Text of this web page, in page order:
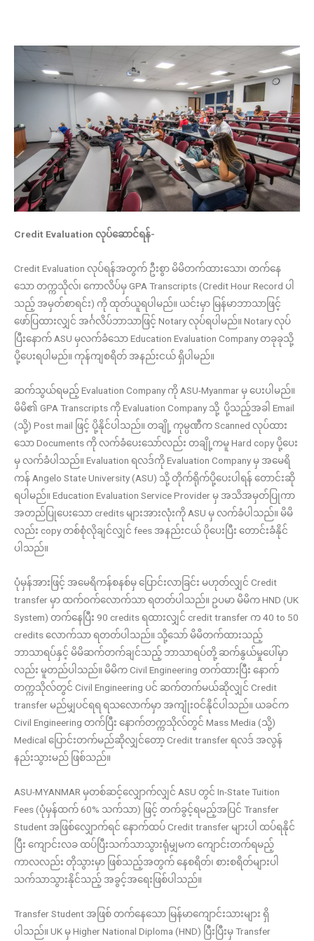
Credit Evaluation လုပ်ဆောင်ရန်-
Credit Evaluation လုပ်ရန်အတွက် ဦးစွာ မိမိတက်ထားသော၊ တက်နေ
သော တက္ကသိုလ်၊ ကောလိပ်မှ GPA Transcripts (Credit Hour Record ပါ
သည့် အမှတ်စာရင်း) ကို ထုတ်ယူရပါမည်။ ယင်းမှာ မြန်မာဘာသာဖြင့်
ဖော်ပြထားလျှင် အင်္ဂလိပ်ဘာသာဖြင့် Notary လုပ်ရပါမည်။ Notary လုပ်
ပြီးနောက် ASU မှလက်ခံသော Education Evaluation Company တခုခုသို့
ပို့ပေးရပါမည်။ ကုန်ကျစရိတ် အနည်းငယ် ရှိပါမည်။
ဆက်သွယ်ရမည့် Evaluation Company ကို ASU-Myanmar မှ ပေးပါမည်။
မိမိ၏ GPA Transcripts ကို Evaluation Company သို့ ပို့သည့်အခါ Email
(သို့) Post mail ဖြင့် ပို့နိုင်ပါသည်။ တချို့ ကုမ္ပဏီက Scanned လုပ်ထား
သော Documents ကို လက်ခံပေးသော်လည်း တချို့ကမူ Hard copy ပို့ပေး
မှ လက်ခံပါသည်။ Evaluation ရလဒ်ကို Evaluation Company မှ အမေရိ
ကန် Angelo State University (ASU) သို့ တိုက်ရိုက်ပို့ပေးပါရန် တောင်းဆို
ရပါမည်။ Education Evaluation Service Provider မှ အသိအမှတ်ပြုကာ
အတည်ပြုပေးသော credits များအားလုံးကို ASU မှ လက်ခံပါသည်။ မိမိ
လည်း copy တစ်စုံလိုချင်လျှင် fees အနည်းငယ် ပိုပေးပြီး တောင်းခံနိုင်
ပါသည်။
ပုံမှန်အားဖြင့် အမေရိကန်စနစ်မှ ပြောင်းလာခြင်း မဟုတ်လျှင် Credit
transfer မှာ ထက်ဝက်လောက်သာ ရတတ်ပါသည်။ ဥပမာ မိမိက HND (UK
System) တက်‌နေပြီး 90 credits ရထားလျှင် credit transfer က 40 to 50
credits လောက်သာ ရတတ်ပါသည်။ သို့သော် မိမိတက်ထားသည့်
ဘာသာရပ်နှင့် မိမိဆက်တက်ချင်သည့် ဘာသာရပ်တို့ ဆက်နွယ်မှုပေါ်မှာ
လည်း မူတည်ပါသည်။ မိမိက Civil Engineering တက်ထားပြီး နောက်
တက္ကသိုလ်တွင် Civil Engineering ပင် ဆက်တက်မယ်ဆိုလျှင် Credit
transfer မည်မျှပင်ရရ ရသလောက်မှာ အကျုံးဝင်နိုင်ပါသည်။ ယခင်က
Civil Engineering တက်ပြီး နောက်တက္ကသိုလ်တွင် Mass Media (သို့)
Medical ပြောင်းတက်မည်ဆိုလျှင်တော့ Credit transfer ရလဒ် အလွန်
နည်းသွားမည် ဖြစ်သည်။
ASU-MYANMAR မှတစ်ဆင့်လျှောက်လျှင် ASU တွင် In-State Tuition
Fees (ပုံမှန်ထက် 60% သက်သာ) ဖြင့် တက်ခွင့်ရမည့်အပြင် Transfer
Student အဖြစ်လျှောက်ရင် နောက်ထပ် Credit transfer များပါ ထပ်ရနိုင်
ပြီး ကျောင်းလခ ထပ်ပြီးသက်သာသွားရုံမျှမက ကျောင်းတက်ရမည့်
ကာလလည်း တိုသွားမှာ ဖြစ်သည့်အတွက် နေစရိတ်၊ စားစရိတ်များပါ
သက်သာသွားနိုင်သည့် အခွင့်အရေးဖြစ်ပါသည်။
Transfer Student အဖြစ် တက်နေသော မြန်မာကျောင်းသားများ ရှိ
ပါသည်။ UK မှ Higher National Diploma (HND) ပြီးပြီးမှ Transfer